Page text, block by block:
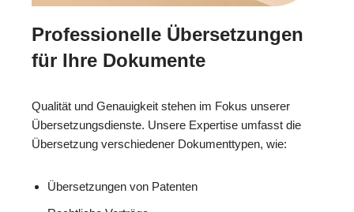
Professionelle Übersetzungen
für Ihre Dokumente
Qualität und Genauigkeit stehen im Fokus unserer
Übersetzungsdienste. Unsere Expertise umfasst die
Übersetzung verschiedener Dokumenttypen, wie:
Übersetzungen von Patenten